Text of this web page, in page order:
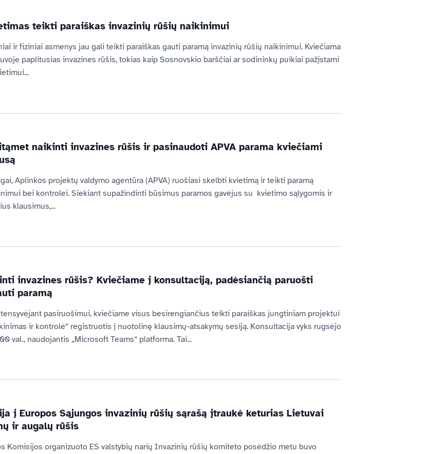
teikti paraiškas invazinių rūšių naikinimui
ir fiziniai asmenys jau gali teikti paraiškas gauti paramą invazinių rūšių naikinimui. Kviečiama
paplitusias invazines rūšis, tokias kaip Sosnovskio barščiai ar sodininkų puikiai pažįstami
naikinti invazines rūšis ir pasinaudoti APVA parama kviečiami
Aplinkos projektų valdymo agentūra (APVA) ruošiasi skelbti kvietimą ir teikti paramą
bei kontrolei. Siekiant supažindinti būsimus paramos gavėjus su  kvietimo sąlygomis ir
klausimus,...
invazines rūšis? Kviečiame į konsultaciją, padėsiančią paruošti
paramą
pasiruošimui, kviečiame visus besirengiančius teikti paraiškas jungtiniam projektui
ir kontrolė“ registruotis į nuotolinę klausimų-atsakymų sesiją. Konsultacija vyks rugsėjo
val., naudojantis „Microsoft Teams“ platforma. Tai...
į Europos Sąjungos invazinių rūšių sąrašą įtraukė keturias Lietuvai
ir augalų rūšis
Komisijos organizuoto ES valstybių narių Invazinių rūšių komiteto posėdžio metu buvo